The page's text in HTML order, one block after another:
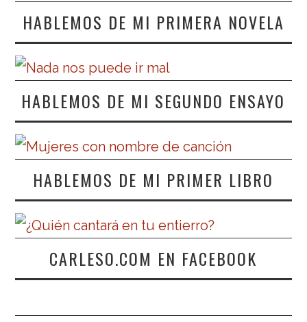
HABLEMOS DE MI PRIMERA NOVELA
HABLEMOS DE MI SEGUNDO ENSAYO
HABLEMOS DE MI PRIMER LIBRO
CARLESO.COM EN FACEBOOK